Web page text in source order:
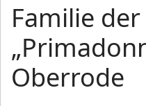
Familie der
Oberrode